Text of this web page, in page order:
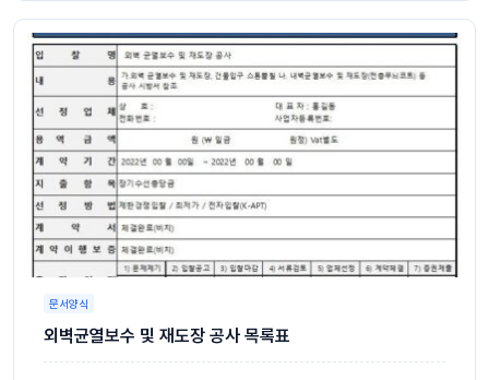
문서양식
외벽균열보수 및 재도장 공사 목록표